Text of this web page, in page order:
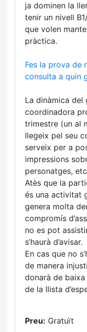
ja dominen la
tenir un nivell
que volen
pràctica.
Fes la prova de
consulta a quin
La dinàmica del
coordinadora
trimestre (un al
llegeix pel seu
serveix per a
impressions
personatges,
Atès que la
és una activitat
genera molta
compromís
no es pot
s’haurà d’avisar.
En cas que no
de manera
donarà de baixa
de la llista
Preu: Gratuït